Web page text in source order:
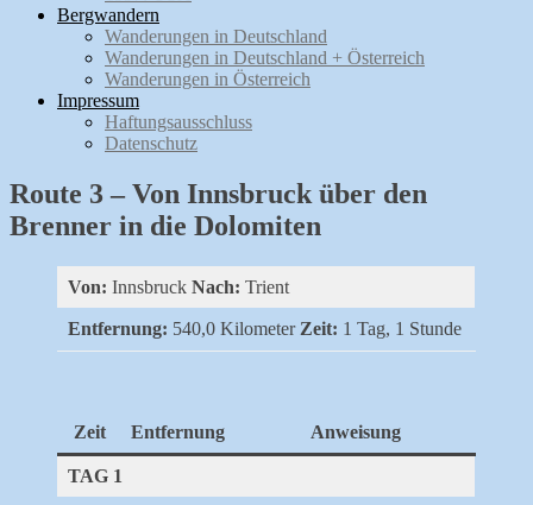
Bergwandern
Wanderungen in Deutschland
Wanderungen in Deutschland + Österreich
Wanderungen in Österreich
Impressum
Haftungsausschluss
Datenschutz
Route 3 – Von Innsbruck über den
Brenner in die Dolomiten
Von: Innsbruck Nach: Trient
Entfernung: 540,0 KilometerZeit: 1 Tag, 1 Stunde
Zeit Entfernung Anweisung
TAG 1